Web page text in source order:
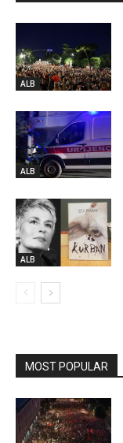
ALB
ALB
ALB
MOST POPULAR